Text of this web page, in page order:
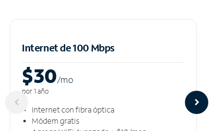
Internet de 100 Mbps
$30/mo
por 1 año
Internet con fibra óptica
Módem gratis